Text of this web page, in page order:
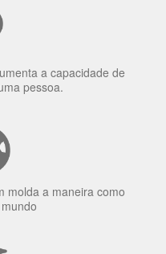
a capacidade de
pessoa.
molda a maneira como